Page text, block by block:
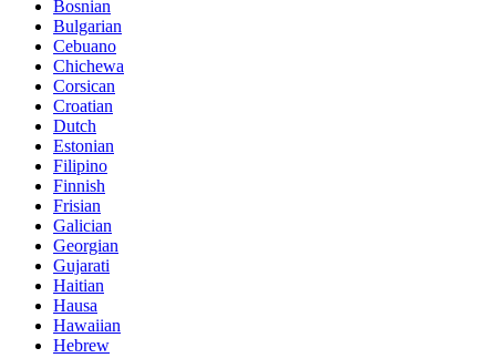
Bosnian
Bulgarian
Cebuano
Chichewa
Corsican
Croatian
Dutch
Estonian
Filipino
Finnish
Frisian
Galician
Georgian
Gujarati
Haitian
Hausa
Hawaiian
Hebrew